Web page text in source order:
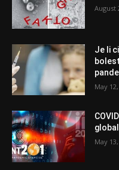
August
Je li
May
May